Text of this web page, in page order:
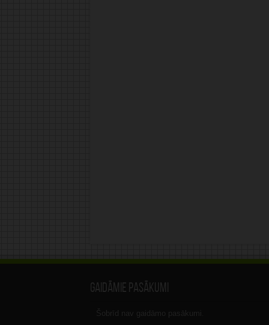
Gaidāmie pasākumi
Šobrīd nav gaidāmo pasākumi.